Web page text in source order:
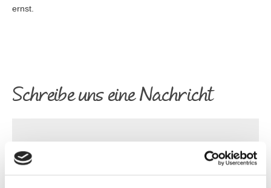
ernst.
Schreibe uns eine Nachricht
Name*